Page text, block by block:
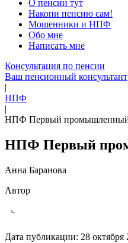
О пенсии тут
Накопи пенсию сам!
Мошенники и НПФ
Обо мне
Написать мне
Консультация по пенсии
Ваш пенсионный консультант
|
НПФ
|
НПФ Первый промышленный
НПФ Первый
Анна Баранова
Автор
Дата публикации: 28 октября